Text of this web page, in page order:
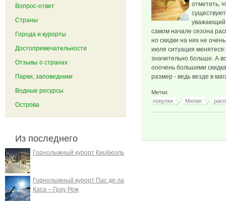
отметить,
уважающий
самом начале сезона
но скидки на них не
июля ситуация
значительно больше. А
ооочень большими
размер - ведь везде в
Метки:
покупки
Милан
Вопрос-ответ
Страны
Города и курорты
Достопримечательности
Отзывы о странах
Парки, заповедники
Водные ресурсы
Острова
Из последнего
Горнолыжный курорт Кицбюэль
Горнолыжный курорт Пас де ла
Каса – Грау Рож